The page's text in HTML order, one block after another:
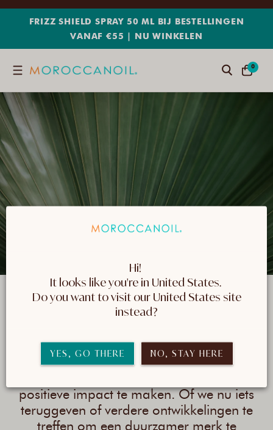
FRIZZ SHIELD SPRAY 50 ML BIJ BESTELLINGEN
VANAF €55 | NU WINKELEN
Zoeken 0
0
Inspirerend Voor Een
Wij vinden dat we de
positieve impact te maken. Of we nu iets
teruggeven of verdere ontwikkelingen te
treffen om een duurzamer merk te
Hi!
It looks like you're in United States.
instead?
YES, GO THERE NO, STAY HERE